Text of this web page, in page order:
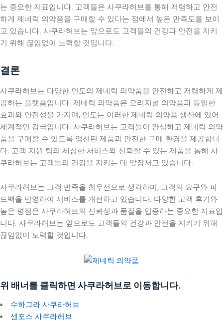
는 중요한 지표입니다. 고객들은 사쿠라허브를 통해 저렴하고 안전
하게 제네릭 의약품을 구매할 수 있다는 점에서 높은 만족도를 보이
고 있습니다. 사쿠라허브는 앞으로도 고객들의 건강과 안전을 지키
기 위해 끊임없이 노력할 것입니다.
결론
사쿠라허브는 다양한 인도의 제네릭 의약품을 안전하고 저렴하게 제
공하는 플랫폼입니다. 제네릭 의약품은 오리지널 의약품과 동일한
효과와 안전성을 가지며, 인도는 이러한 제네릭 의약품 생산에 있어
세계적인 강국입니다. 사쿠라허브는 고객들이 안심하고 제네릭 의약
품을 구매할 수 있도록 엄선된 제품과 안전한 구매 환경을 제공합니
다. 고객 지원 팀의 세심한 서비스와 신뢰할 수 있는 제품을 통해 사
쿠라허브는 고객들의 건강을 지키는 데 앞장서고 있습니다.
사쿠라허브는 고객 만족을 최우선으로 생각하며, 고객의 요구와 피
드백을 반영하여 서비스를 개선하고 있습니다. 다양한 고객 후기와
높은 평점은 사쿠라허브의 신뢰성과 품질을 입증하는 중요한 지표입
니다. 사쿠라허브는 앞으로도 고객들의 건강과 안전을 지키기 위해
끊임없이 노력할 것입니다.
위 배너를 클릭하면 사쿠라허브로 이동합니다.
수하그라 사쿠라허브
센포스 사쿠라허브